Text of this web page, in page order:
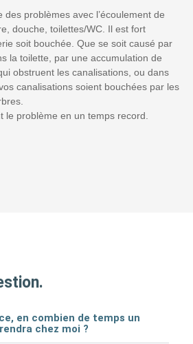
problèmes avec l’écoulement de
douche, toilettes/WC. Il est fort
soit bouchée. Que se soit causé par
la toilette, par une accumulation de
obstruent les canalisations, ou dans
canalisations soient bouchées par les
le problème en un temps record.
en combien de temps un
chez moi ?